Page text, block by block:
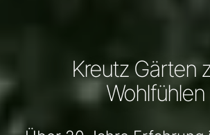
Kreutz Gärten
Wohlfühlen